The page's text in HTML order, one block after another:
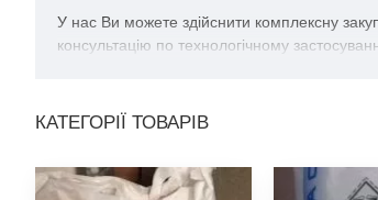
У нас Ви можете здійснити комплексну
консультацію по технологічному
КАТЕГОРІЇ ТОВАРІВ